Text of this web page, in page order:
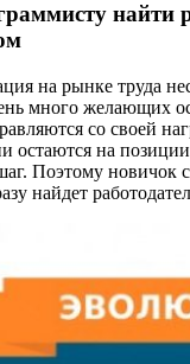
найти
на рынке труда
много желающих
со своей
остаются на
Поэтому новичок
найдет